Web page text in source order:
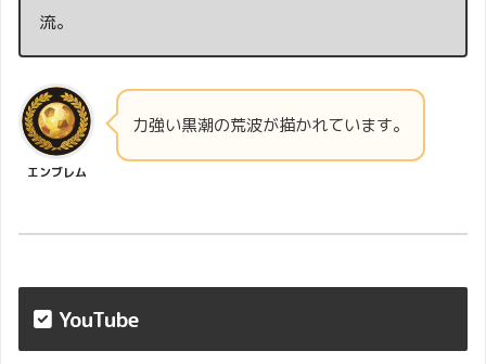
流。
エンブレム
力強い黒潮の荒波が描かれています。
YouTube